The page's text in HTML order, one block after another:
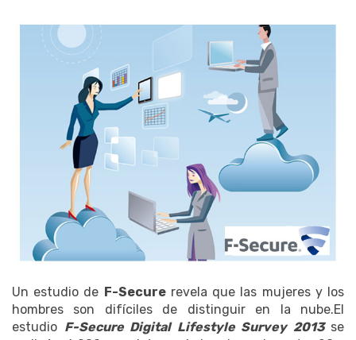
Un estudio de F-Securerevela que las mujeres y los
hombres son difíciles de distinguir en la nube.El
estudio F-Secure Digital Lifestyle Survey 2013 se